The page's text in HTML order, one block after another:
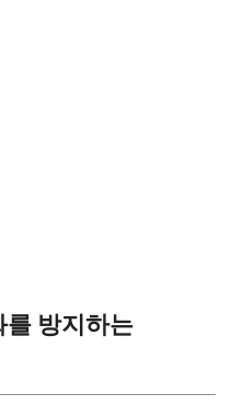
를 방지하는